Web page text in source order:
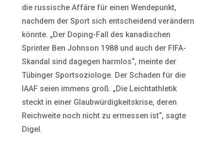
die russische Affäre für einen Wendepunkt,
nachdem der Sport sich entscheidend verändern
könnte. „Der Doping-Fall des kanadischen
Sprinter Ben Johnson 1988 und auch der FIFA-
Skandal sind dagegen harmlos“, meinte der
Tübinger Sportsoziologe. Der Schaden für die
IAAF seien immens groß. „Die Leichtathletik
steckt in einer Glaubwürdigkeitskrise, deren
Reichweite noch nicht zu ermessen ist“, sagte
Digel.